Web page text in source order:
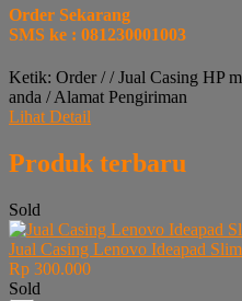
Order Sekarang
SMS ke : 081230001003
Ketik: Order / / Jual Casing HP
anda / Alamat Pengiriman
Lihat Detail
Produk terbaru
Sold
Jual Casing Lenovo Ideapad
Rp 300.000
Sold